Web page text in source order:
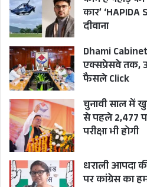
कार’
दीवाना
Dhami
एक्सप्रेसवे तक,
फैसले Click
चुनावी साल में
से पहले 2,477
परीक्षा भी होगी
धराली आपदा
पर कांग्रेस का